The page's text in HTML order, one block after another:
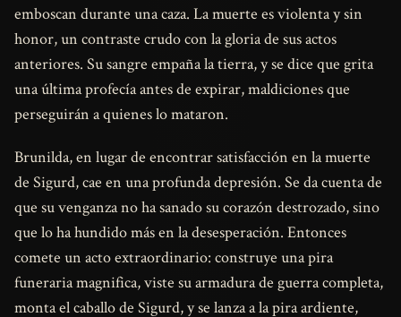
emboscan durante una caza. La muerte es violenta y sin
honor, un contraste crudo con la gloria de sus actos
anteriores. Su sangre empaña la tierra, y se dice que grita
una última profecía antes de expirar, maldiciones que
perseguirán a quienes lo mataron.
Brunilda, en lugar de encontrar satisfacción en la muerte
de Sigurd, cae en una profunda depresión. Se da cuenta de
que su venganza no ha sanado su corazón destrozado, sino
que lo ha hundido más en la desesperación. Entonces
comete un acto extraordinario: construye una pira
funeraria magnifica, viste su armadura de guerra completa,
monta el caballo de Sigurd, y se lanza a la pira ardiente,